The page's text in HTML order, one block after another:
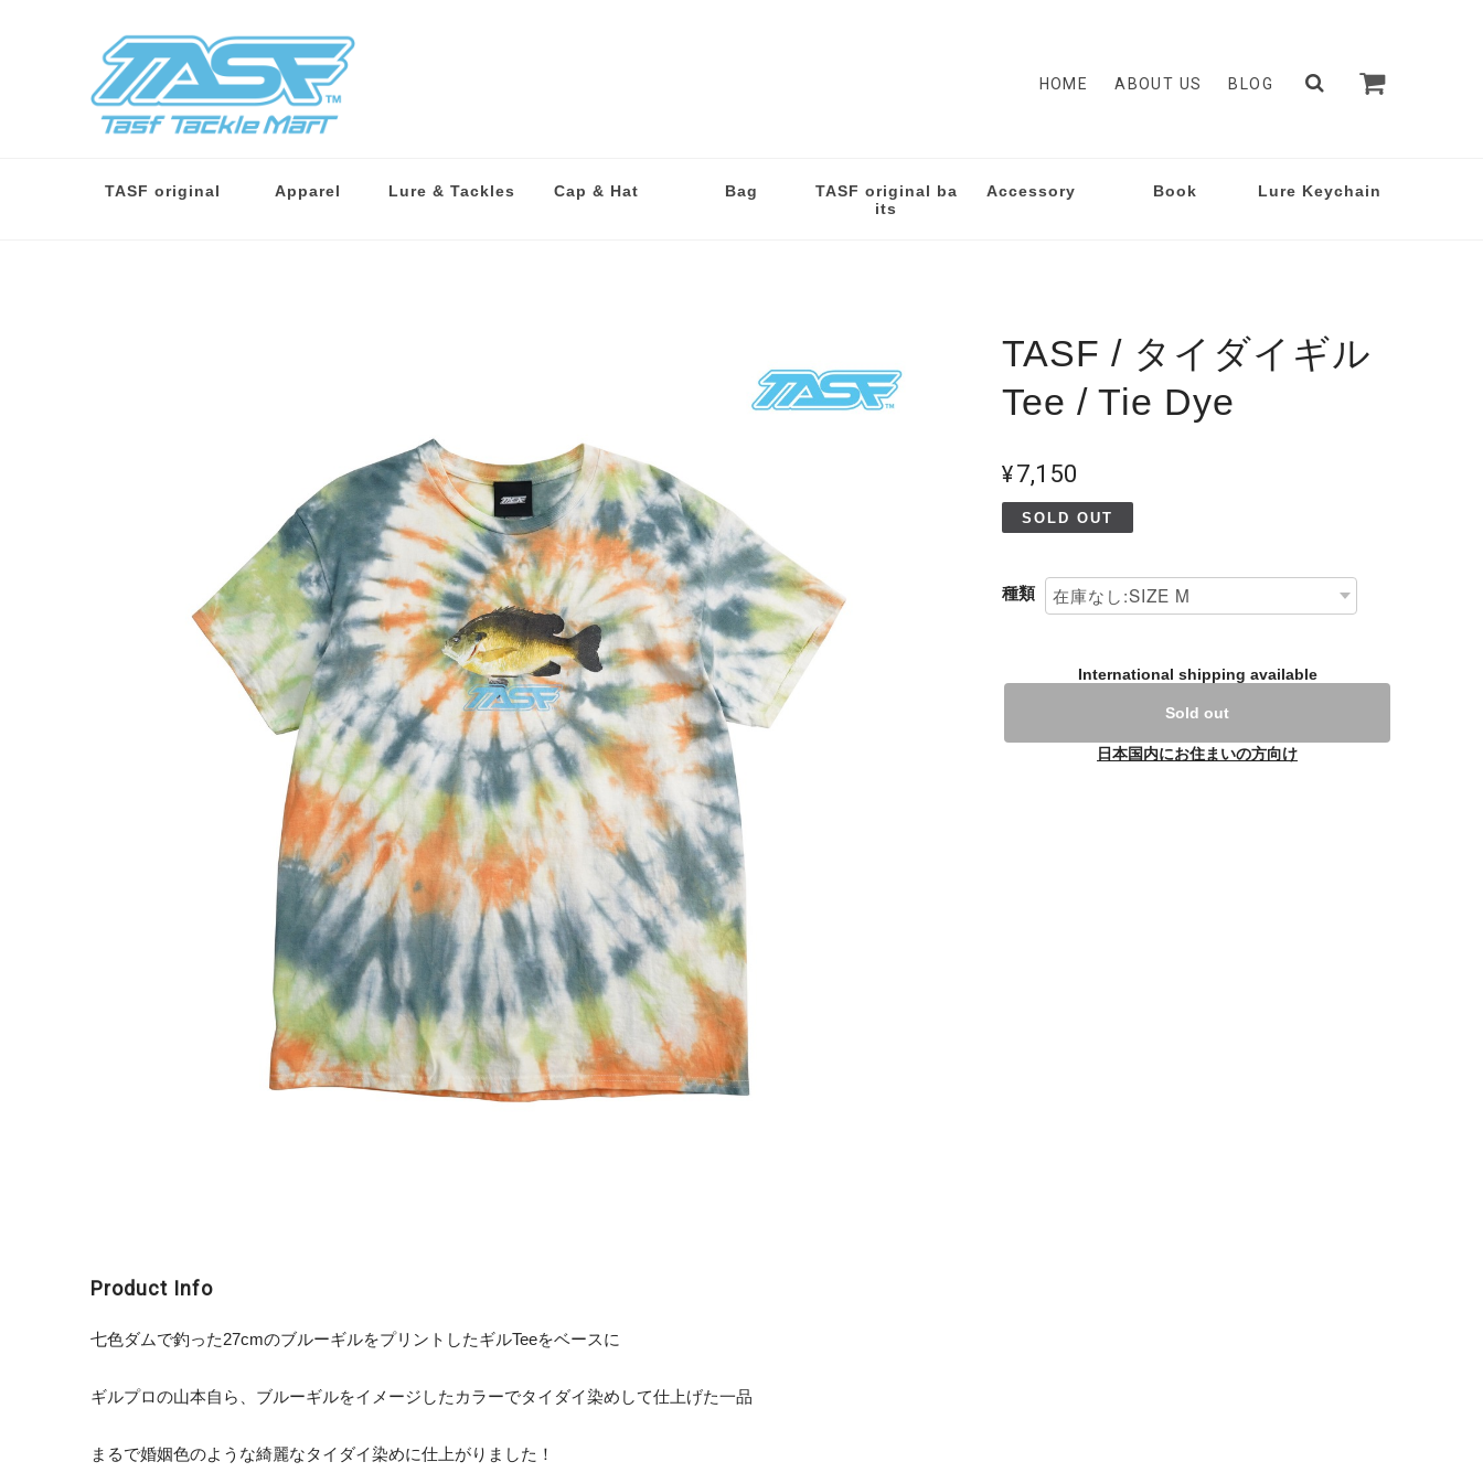
HOME ABOUT US BLOG
TASF original Apparel Lure & Tackles Cap & Hat Bag
TASF original ba
its
Accessory Book Lure Keychain
TASF / タイダイギル
Tee / Tie Dye
¥7,150
SOLD OUT
種類
International shipping available
Sold out
日本国内にお住まいの方向け
Product Info
七色ダムで釣った27cmのブルーギルをプリントしたギルTeeをベースに
ギルプロの山本自ら、ブルーギルをイメージしたカラーでタイダイ染めして仕上げた一品
まるで婚姻色のような綺麗なタイダイ染めに仕上がりました！